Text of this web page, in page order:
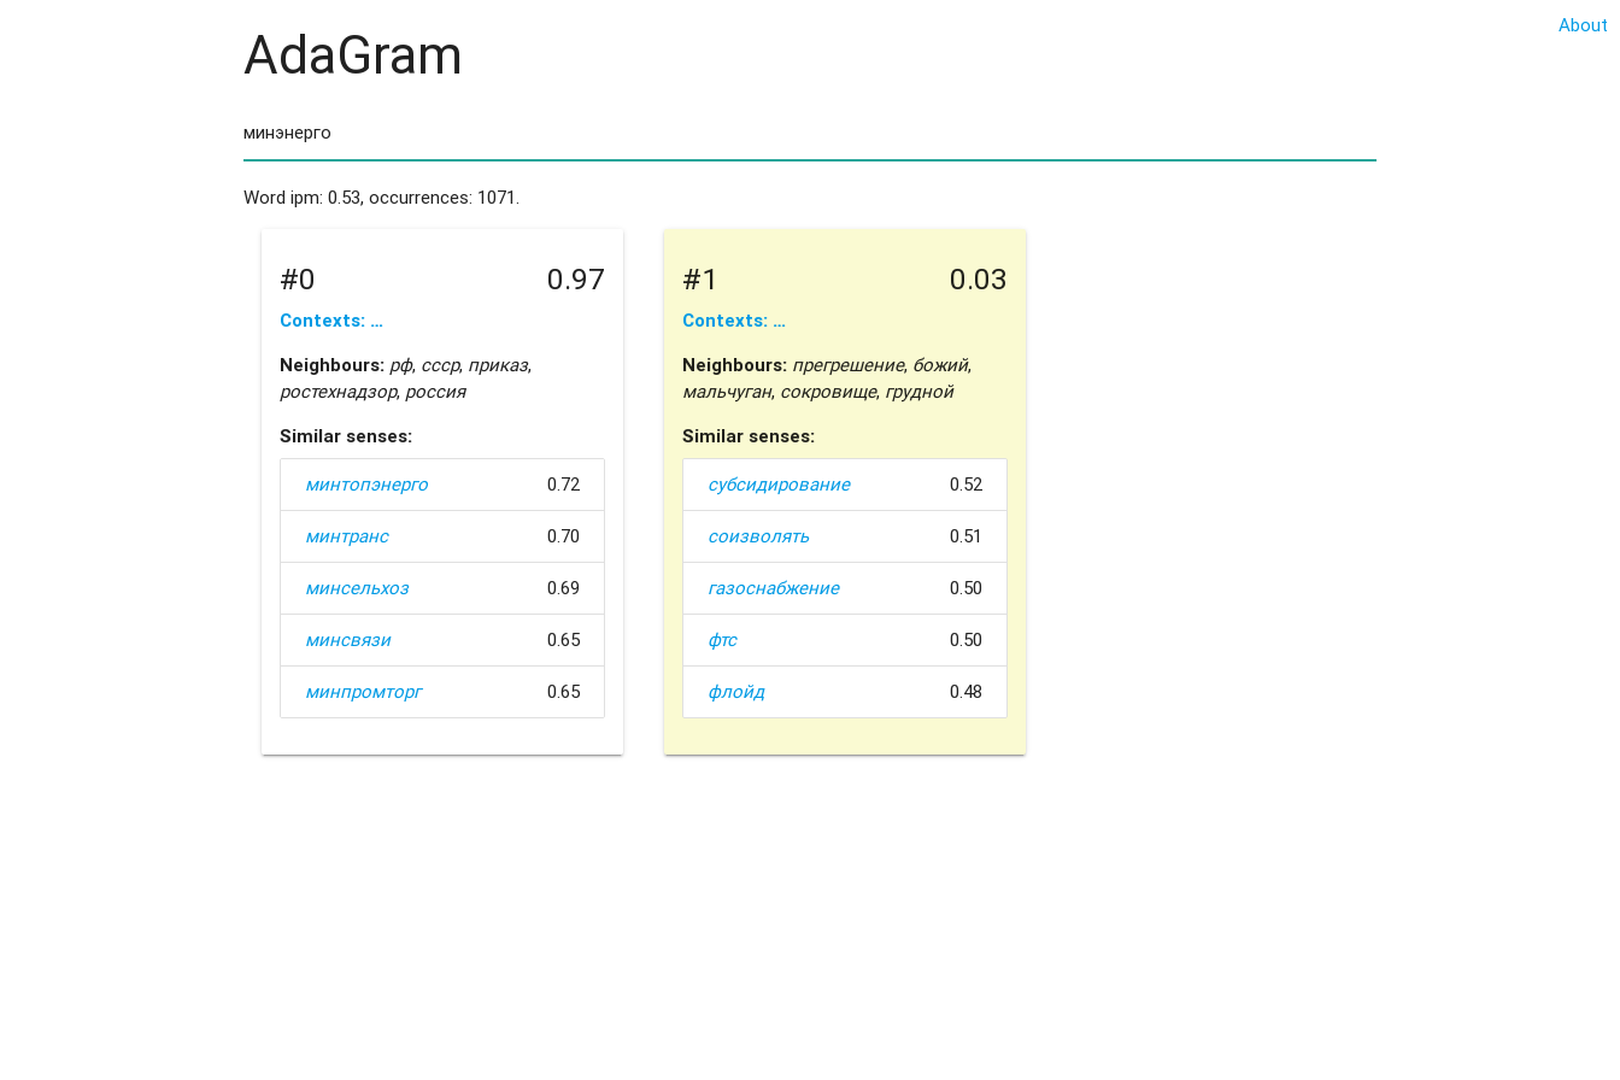
About
AdaGram
Word ipm: 0.53, occurrences: 1071.
#0 0.97
Contexts: …
Neighbours: рф, ссср, приказ,
ростехнадзор, россия
Similar senses:
минтопэнерго 0.72
минтранс 0.70
минсельхоз 0.69
минсвязи 0.65
минпромторг 0.65
#1 0.03
Contexts: …
Neighbours: прегрешение, божий,
мальчуган, сокровище, грудной
Similar senses:
субсидирование 0.52
соизволять 0.51
газоснабжение 0.50
фтс 0.50
флойд 0.48